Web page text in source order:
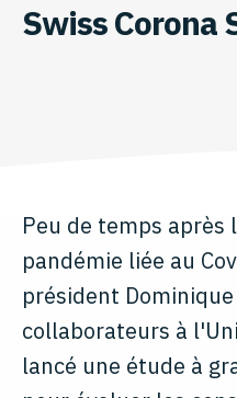
Swiss Corona
Peu de temps après
pandémie liée au
président
collaborateurs à
lancé une étude à